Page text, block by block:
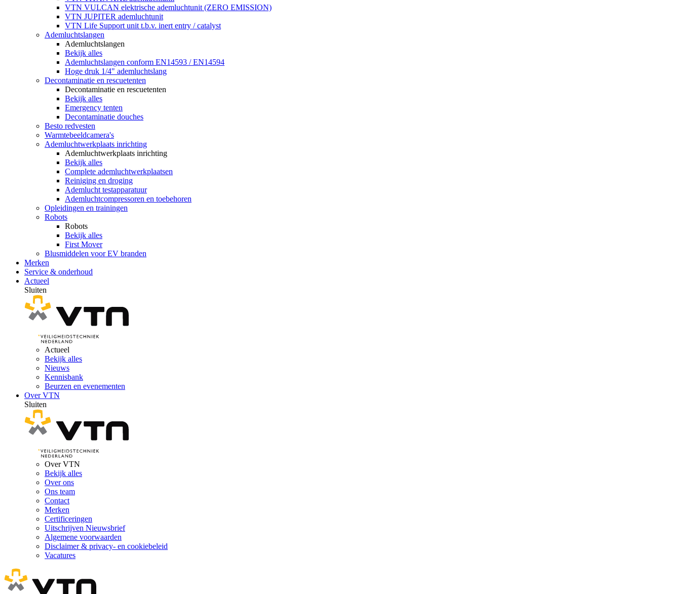
VTN VULCAN elektrische ademluchtunit (ZERO EMISSION)
VTN JUPITER ademluchtunit
VTN Life Support unit t.b.v. inert entry / catalyst
Ademluchtslangen
Ademluchtslangen
Bekijk alles
Ademluchtslangen conform EN14593 / EN14594
Hoge druk 1/4" ademluchtslang
Decontaminatie en rescuetenten
Decontaminatie en rescuetenten
Bekijk alles
Emergency tenten
Decontaminatie douches
Besto redvesten
Warmtebeeldcamera's
Ademluchtwerkplaats inrichting
Ademluchtwerkplaats inrichting
Bekijk alles
Complete ademluchtwerkplaatsen
Reiniging en droging
Ademlucht testapparatuur
Ademluchtcompressoren en toebehoren
Opleidingen en trainingen
Robots
Robots
Bekijk alles
First Mover
Blusmiddelen voor EV branden
Merken
Service & onderhoud
Actueel
Sluiten
Actueel
Bekijk alles
Nieuws
Kennisbank
Beurzen en evenementen
Over VTN
Sluiten
Over VTN
Bekijk alles
Over ons
Ons team
Contact
Merken
Certificeringen
Uitschrijven Nieuwsbrief
Algemene voorwaarden
Disclaimer & privacy- en cookiebeleid
Vacatures